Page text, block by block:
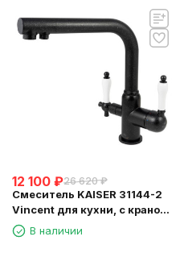
12 100 ₽26 620 ₽
Смеситель KAISER 31144-2
Vincent для кухни, с краном
для питьевой воды, черный
мрамор
В наличии